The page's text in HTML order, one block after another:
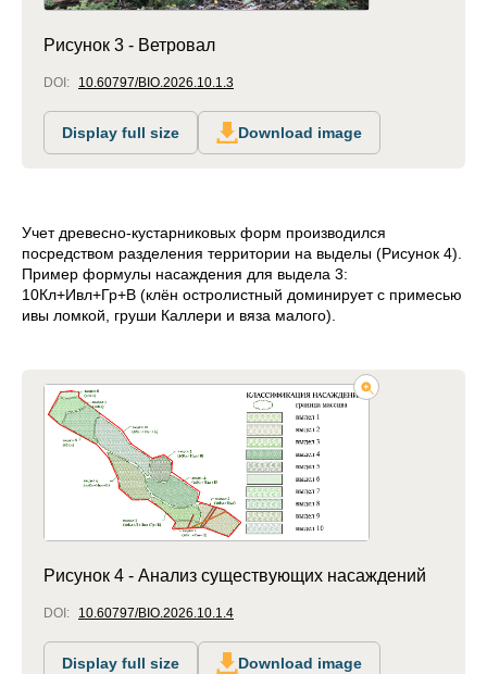
Рисунок 3 - Ветровал
DOI: 10.60797/BIO.2026.10.1.3
Display full size Download image
Учет древесно-кустарниковых форм производился
посредством разделения территории на выделы (Рисунок 4).
Пример формулы насаждения для выдела 3:
10Кл+Ивл+Гр+В (клён остролистный доминирует с примесью
ивы ломкой, груши Каллери и вяза малого).
Рисунок 4 - Анализ существующих насаждений
DOI: 10.60797/BIO.2026.10.1.4
Display full size Download image